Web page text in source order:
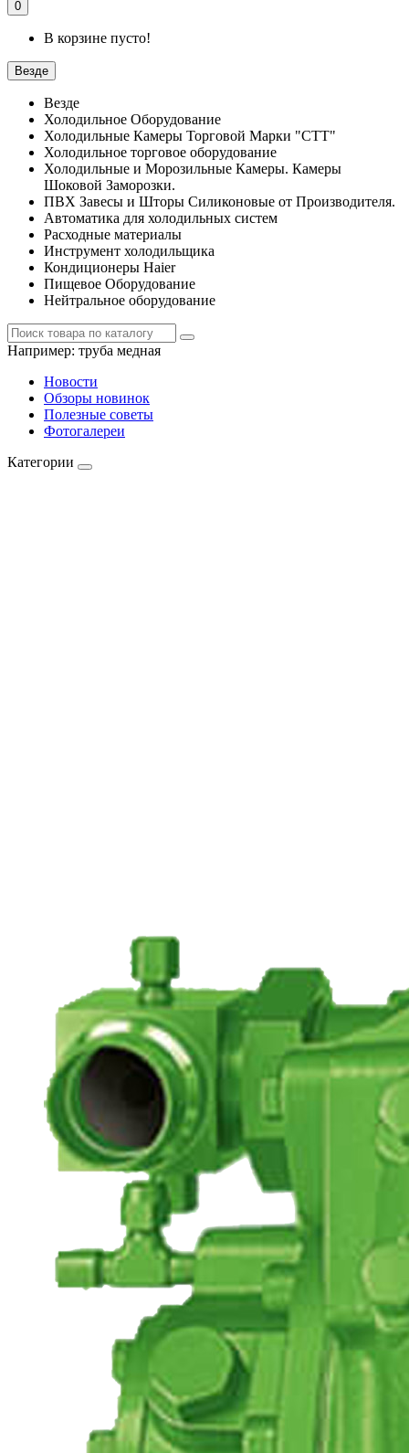
0
В корзине пусто!
Везде
Везде
Холодильное Оборудование
Холодильные Камеры Торговой Марки "СТТ"
Холодильное торговое оборудование
Холодильные и Морозильные Камеры. Камеры
Шоковой Заморозки.
ПВХ Завесы и Шторы Силиконовые от Производителя.
Автоматика для холодильных систем
Расходные материалы
Инструмент холодильщика
Кондиционеры Haier
Пищевое Оборудование
Нейтральное оборудование
Например: труба медная
Новости
Обзоры новинок
Полезные советы
Фотогалереи
Категории